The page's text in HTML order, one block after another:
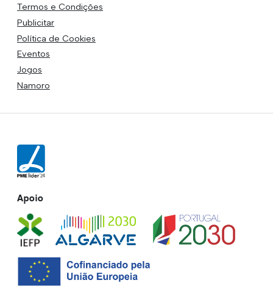
Termos e Condições
Publicitar
Política de Cookies
Eventos
Jogos
Namoro
Apoio